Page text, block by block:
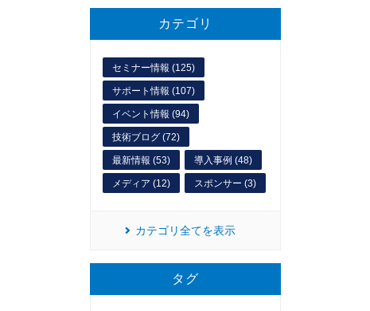
カテゴリ
セミナー情報 (125)
サポート情報 (107)
イベント情報 (94)
技術ブログ (72)
最新情報 (53) 導入事例 (48)
メディア (12) スポンサー (3)
カテゴリ全てを表示
タグ